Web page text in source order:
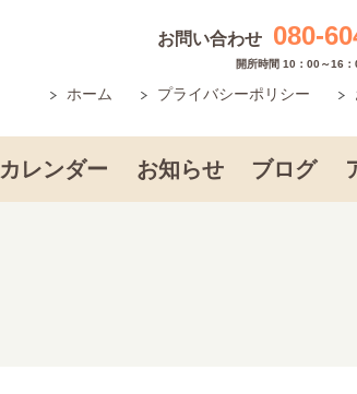
お問い合わせ 080-
開所時間 10：00～16
ホーム プライバシーポリシー
カレンダー お知らせ ブログ